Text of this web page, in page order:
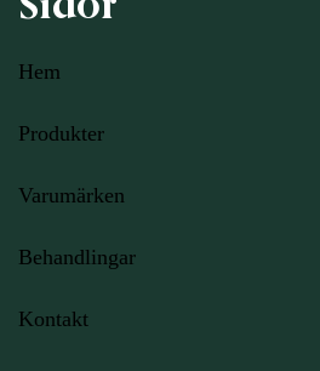
Sidor
Hem
Produkter
Varumärken
Behandlingar
Kontakt